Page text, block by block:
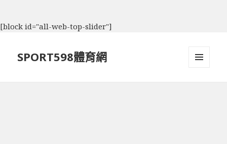
[block id="all-web-top-slider"]
SPORT598體育網